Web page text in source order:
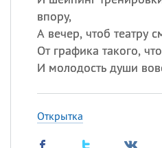
впору,
А вечер, чтоб театру
От графика такого,
И молодость души
Открытка